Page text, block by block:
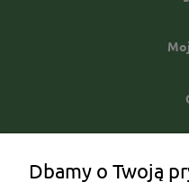
Dbamy o Twoją